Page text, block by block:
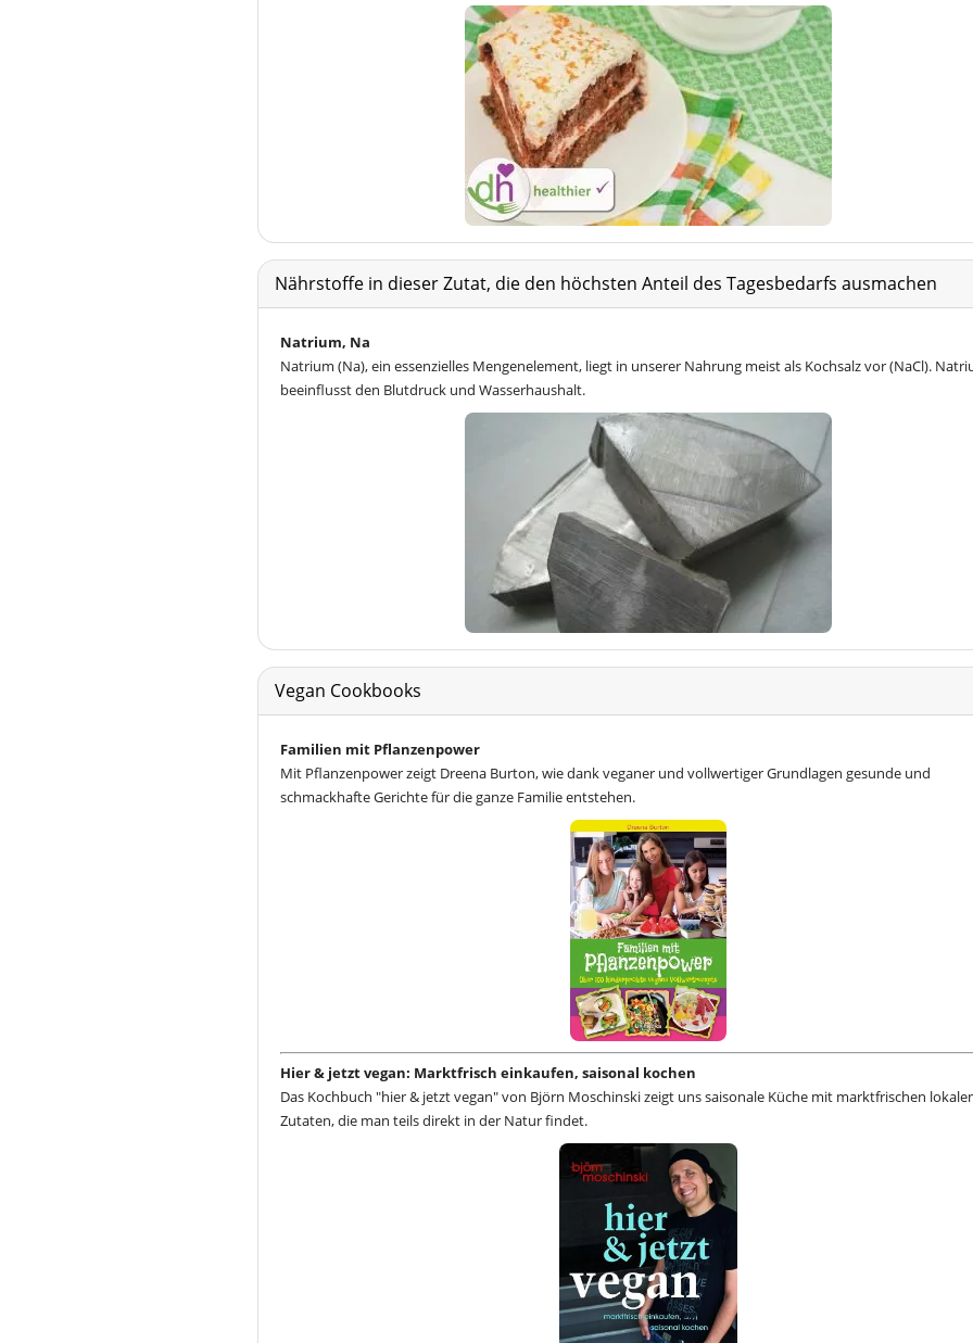
Nährstoffe in dieser Zutat, die den höchsten Anteil des Tagesbedarfs ausmachen
Natrium, Na
Natrium (Na), ein essenzielles Mengenelement, liegt in unserer Nahrung meist als Kochsalz vor (NaCl).
beeinflusst den Blutdruck und Wasserhaushalt.
Vegan Cookbooks
Familien mit Pflanzenpower
Mit Pflanzenpower zeigt Dreena Burton, wie dank veganer und vollwertiger Grundlagen gesunde und
schmackhafte Gerichte für die ganze Familie entstehen.
Hier & jetzt vegan: Marktfrisch einkaufen, saisonal kochen
Das Kochbuch "hier & jetzt vegan" von Björn Moschinski zeigt uns saisonale Küche mit marktfrischen
Zutaten, die man teils direkt in der Natur findet.